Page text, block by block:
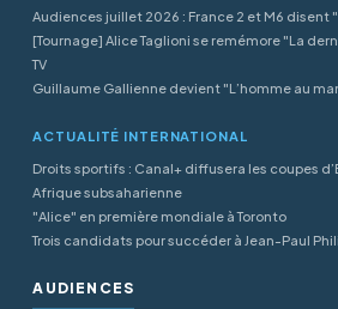
Audiences juillet 2026 : France 2 et M6 disent
[Tournage] Alice Taglioni se remémore "La
TV
Guillaume Gallienne devient "L’homme au
ACTUALITÉ INTERNATIONAL
Droits sportifs : Canal+ diffusera les coupes
Afrique subsaharienne
"Alice" en première mondiale à Toronto
Trois candidats pour succéder à Jean-Paul
AUDIENCES